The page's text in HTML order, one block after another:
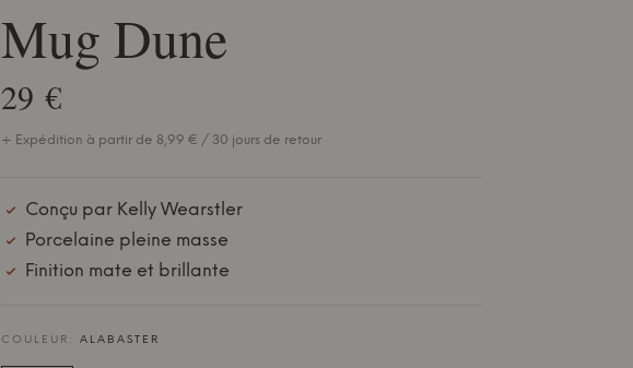
Mug Dune
29 €
+ Expédition à partir de 8,99 € / 30 jours de retour
Conçu par Kelly Wearstler
Porcelaine pleine masse
Finition mate et brillante
COULEUR: ALABASTER